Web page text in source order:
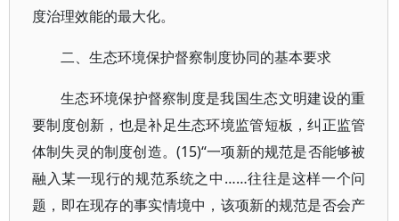
度治理效能的最大化。
二、生态环境保护督察制度协同的基本要求
生态环境保护督察制度是我国生态文明建设的重
要制度创新，也是补足生态环境监管短板，纠正监管
体制失灵的制度创造。(15)“一项新的规范是否能够被
融入某一现行的规范系统之中……往往是这样一个问
题，即在现存的事实情境中，该项新的规范是否会产